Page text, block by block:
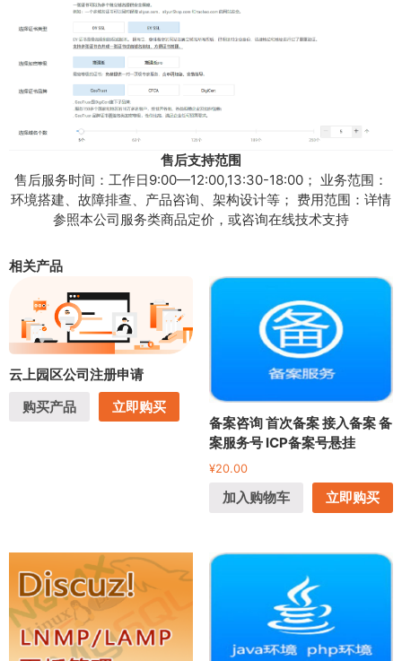
售后支持范围
售后服务时间：工作日9:00—12:00,13:30-18:00； 业务范围：
环境搭建、故障排查、产品咨询、架构设计等； 费用范围：详情
参照本公司服务类商品定价，或咨询在线技术支持
相关产品
云上园区公司注册申请
购买产品
立即购买
备案咨询 首次备案 接入备案 备
案服务号 ICP备案号悬挂
¥20.00
加入购物车 立即购买